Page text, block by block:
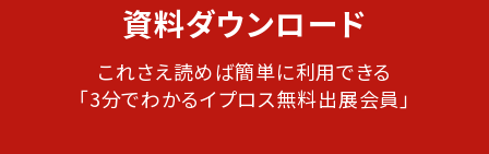
資料ダウンロード
これさえ読めば簡単に利用できる
「3分でわかるイプロス無料出展会員」